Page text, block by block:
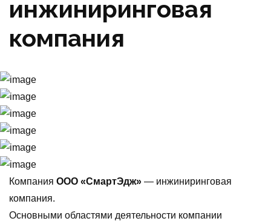
инжиниринговая
компания
Компания ООО «СмартЭдж» — инжиниринговая
компания.
Основными областями деятельности компании